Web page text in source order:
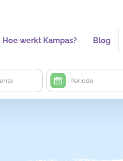
Hoe werkt Kampas? Blog